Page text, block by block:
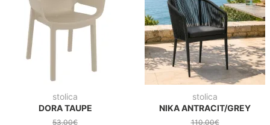
stolica
DORA TAUPE
53,00€
stolica
NIKA ANTRACIT/GREY
110,00€